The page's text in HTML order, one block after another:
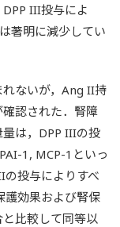
III投与によ
著明に減少してい
ないが，Ang II持
認された．腎障
は，DPP IIIの投
1, MCP-1といっ
投与によりすべ
護効果および腎保
比較して同等以